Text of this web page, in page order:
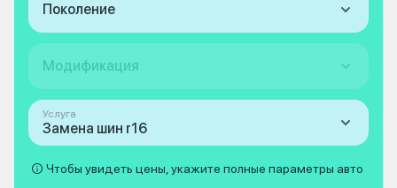
Поколение
Модификация
Услуга
Замена шин r16
Чтобы увидеть цены, укажите полные параметры авто